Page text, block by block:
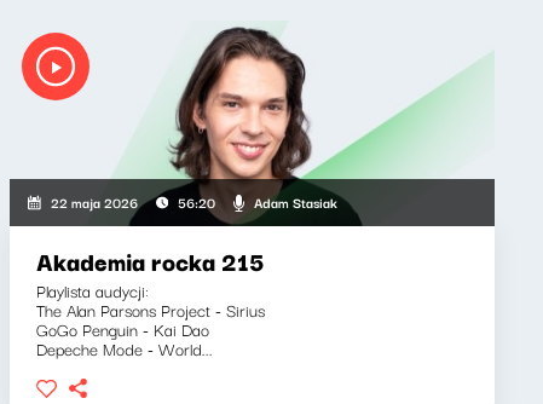
22 maja 2026 56:20 Adam Stasiak
Akademia rocka 215
Playlista audycji:
The Alan Parsons Project - Sirius
GoGo Penguin - Kai Dao
Depeche Mode - World...